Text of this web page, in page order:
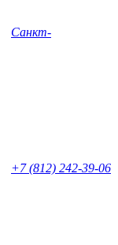
Санкт-
+7 (812) 242-39-06